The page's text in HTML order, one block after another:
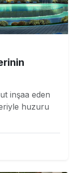
inşaa eden
huzuru